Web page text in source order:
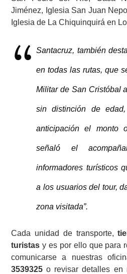
Jiménez, Iglesia San Juan
Iglesia de La Chiquinquirá en
Santacruz, también
en todas las rutas, que
Militar de San Cristóbal
sin distinción de
anticipación el monto
señaló el
informadores turísticos
a los usuarios del tour,
zona visitada”.
Cada unidad de transporte,
turistas y es por ello que para
comunicarse a nuestras
3539325 o revisar detalles en